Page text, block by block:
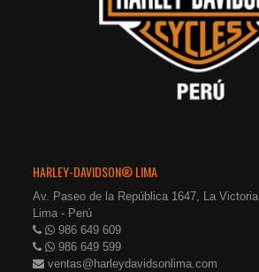
HARLEY-DAVIDSON® LIMA
Av. Paseo de la República 1647, La Victoria
Lima - Perú
986 649 609
986 649 599
ventas@harleydavidsonlima.com